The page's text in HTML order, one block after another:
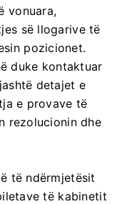
vonuara,
së llogarive të
pozicionet.
duke kontaktuar
detajet e
e provave të
rezolucionin dhe
të ndërmjetësit
të kabinetit